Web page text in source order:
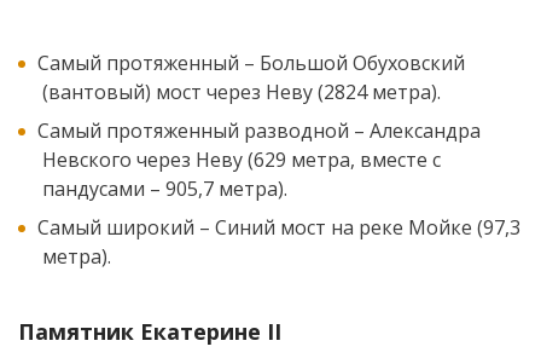
Самый протяженный – Большой Обуховский
(вантовый) мост через Неву (2824 метра).
Самый протяженный разводной – Александра
Невского через Неву (629 метра, вместе с
пандусами – 905,7 метра).
Самый широкий – Синий мост на реке Мойке (97,3
метра).
Памятник Екатерине II